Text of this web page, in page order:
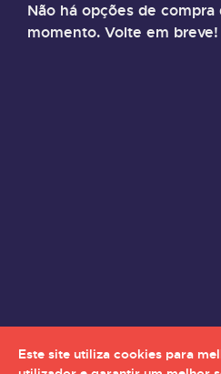
Não há opções de compra
momento. Volte em breve!
Este site utiliza cookies para